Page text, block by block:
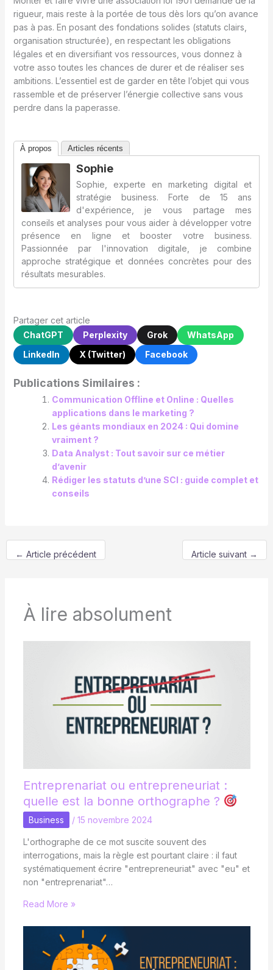
rigueur, mais reste à la portée de tous dès lors qu’on avance
pas à pas. En posant des fondations solides (statuts clairs,
organisation structurée), en respectant les obligations
légales et en diversifiant vos ressources, vous donnez à
votre asso toutes les chances de durer et de réaliser ses
ambitions. L’essentiel est de garder en tête l’objet qui vous
rassemble et de préserver l’énergie collective sans vous
perdre dans la paperasse.
À propos Articles récents
Sophie
Sophie, experte en marketing digital et
stratégie business. Forte de 15 ans
d'expérience, je vous partage mes
conseils et analyses pour vous aider à développer votre
présence en ligne et booster votre business.
Passionnée par l'innovation digitale, je combine
approche stratégique et données concrètes pour des
résultats mesurables.
Partager cet article
ChatGPT
Perplexity Grok
WhatsApp
LinkedIn
X (Twitter) Facebook
Publications Similaires :
Communication Offline et Online : Quelles
applications dans le marketing ?
Les géants mondiaux en 2024 : Qui domine
vraiment ?
Data Analyst : Tout savoir sur ce métier
d’avenir
Rédiger les statuts d’une SCI : guide complet et
conseils
← Article précédent Article suivant →
À lire absolument
Entreprenariat ou entrepreneuriat :
quelle est la bonne orthographe ?
Business / 15 novembre 2024
L'orthographe de ce mot suscite souvent des
interrogations, mais la règle est pourtant claire : il faut
systématiquement écrire "entrepreneuriat" avec "eu" et
non "entreprenariat"…
Read More »